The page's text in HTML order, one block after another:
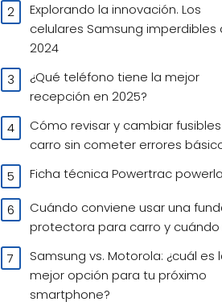
Explorando la innovación. Los
celulares Samsung imperdibles
2024
¿Qué teléfono tiene la mejor
recepción en 2025?
Cómo revisar y cambiar
carro sin cometer errores
Ficha técnica Powertrac
Cuándo conviene usar una
protectora para carro y cuándo
Samsung vs. Motorola: ¿cuál es
mejor opción para tu próximo
smartphone?